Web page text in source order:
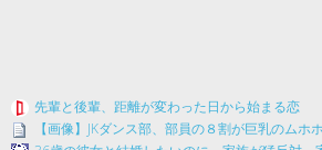
先輩と後輩、距離が変わった日から始まる恋
【画像】JKダンス部、部員の８割が巨乳のムホ